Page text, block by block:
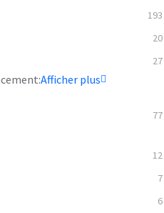
193
20
27
Afficher plus
77
12
7
6